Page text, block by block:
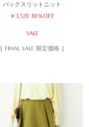
バックスリットニット
￥3,520 80％OFF
SALE
| FINAL SALE 限定価格 |